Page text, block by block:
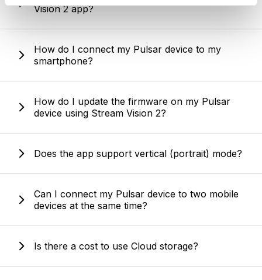
pubblicità e social media, i quali potrebbero combinarle
Vision 2 app?
How do I connect my Pulsar device to my
smartphone?
How do I update the firmware on my Pulsar
device using Stream Vision 2?
Does the app support vertical (portrait) mode?
Can I connect my Pulsar device to two mobile
devices at the same time?
Is there a cost to use Cloud storage?